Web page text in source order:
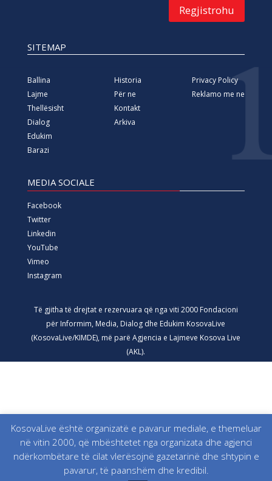
Regjistrohu
SITEMAP
Ballina
Lajme
Thellësisht
Dialog
Edukim
Barazi
Historia
Për ne
Kontakt
Arkiva
Privacy Policy
Reklamo me ne
MEDIA SOCIALE
Facebook
Twitter
Linkedin
YouTube
Vimeo
Instagram
Të gjitha të drejtat e rezervuara që nga viti 2000 Fondacioni
për Informim, Media, Dialog dhe Edukim KosovaLive
(KosovaLive/KIMDE), më parë Agjencia e Lajmeve Kosova Live
(AKL).
KosovaLive është organizatë e pavarur mediale, e themeluar
në vitin 2000, që mbështetet nga organizata dhe agjenci
ndërkombëtare të cilat vlerësojnë gazetarinë dhe shtypin e
pavarur, të paanshëm dhe kredibil.